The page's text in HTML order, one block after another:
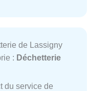
de Lassigny
: Déchetterie
du service de